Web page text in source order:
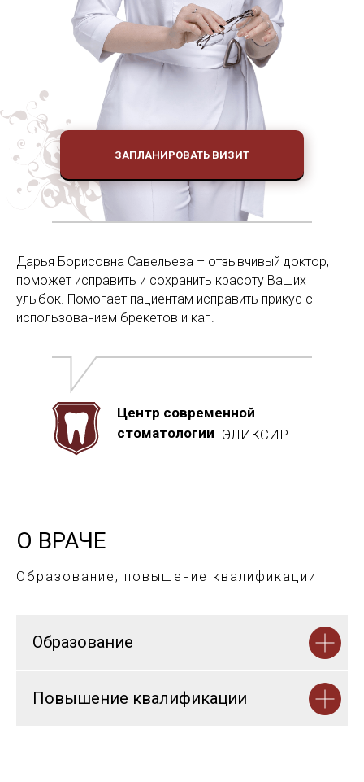
ЗАПЛАНИРОВАТЬ ВИЗИТ
Дарья Борисовна Савельева – отзывчивый доктор,
поможет исправить и сохранить красоту Ваших
улыбок. Помогает пациентам исправить прикус с
использованием брекетов и кап.
Центр современной
стоматологии ЭЛИКСИР
О ВРАЧЕ
Образование, повышение квалификации
Образование
Повышение квалификации